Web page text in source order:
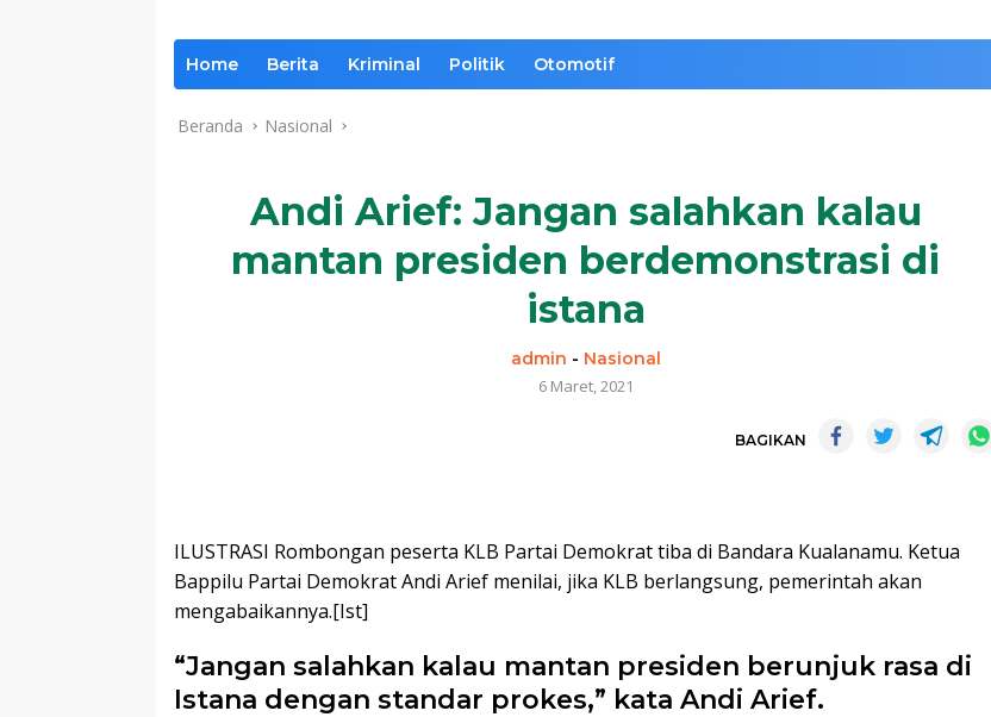
Home Berita Kriminal Politik Otomotif
Beranda Nasional
Andi Arief: Jangan salahkan kalau
mantan presiden berdemonstrasi di
istana
admin - Nasional
6 Maret, 2021
BAGIKAN
ILUSTRASI Rombongan peserta KLB Partai Demokrat tiba di Bandara Kualanamu. Ketua
Bappilu Partai Demokrat Andi Arief menilai, jika KLB berlangsung, pemerintah akan
mengabaikannya.[Ist]
“Jangan salahkan kalau mantan presiden berunjuk rasa di
Istana dengan standar prokes,” kata Andi Arief.